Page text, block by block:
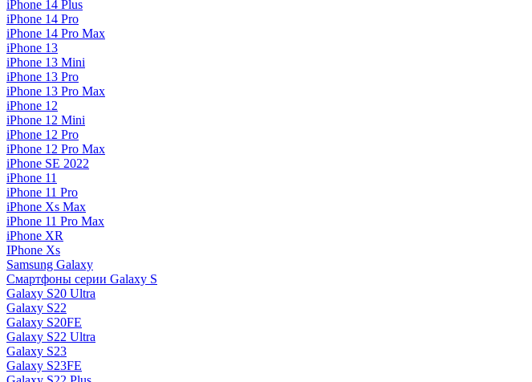
iPhone 14 Plus
iPhone 14 Pro
iPhone 14 Pro Max
iPhone 13
iPhone 13 Mini
iPhone 13 Pro
iPhone 13 Pro Max
iPhone 12
iPhone 12 Mini
iPhone 12 Pro
iPhone 12 Pro Max
iPhone SE 2022
iPhone 11
iPhone 11 Pro
iPhone Xs Max
iPhone 11 Pro Max
iPhone XR
IPhone Xs
Samsung Galaxy
Смартфоны серии Galaxy S
Galaxy S20 Ultra
Galaxy S22
Galaxy S20FE
Galaxy S22 Ultra
Galaxy S23
Galaxy S23FE